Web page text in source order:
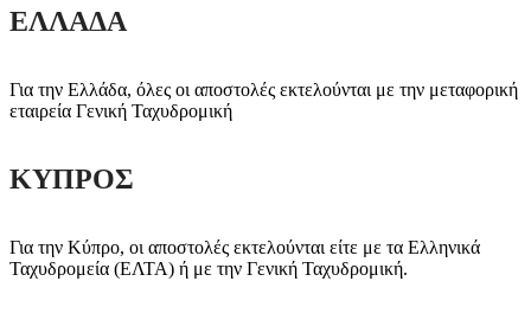
ΕΛΛΑΔΑ
Για την Ελλάδα, όλες οι αποστολές εκτελούνται με την μεταφορική
εταιρεία Γενική Ταχυδρομική
ΚΥΠΡΟΣ
Για την Κύπρο, οι αποστολές εκτελούνται είτε με τα Ελληνικά
Ταχυδρομεία (ΕΛΤΑ) ή με την Γενική Ταχυδρομική.